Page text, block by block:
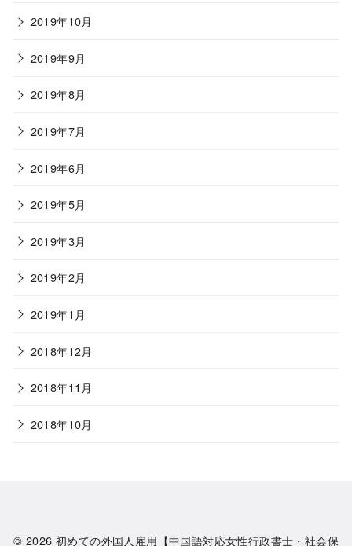
2019年10月
2019年9月
2019年8月
2019年7月
2019年6月
2019年5月
2019年3月
2019年2月
2019年1月
2018年12月
2018年11月
2018年10月
© 2026 初めての外国人雇用【中国語対応女性行政書士・社会保